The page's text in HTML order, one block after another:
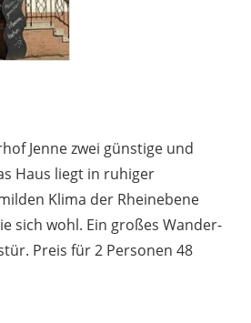
Jenne zwei günstige und
Haus liegt in ruhiger
Klima der Rheinebene
sich wohl. Ein großes Wander-
Preis für 2 Personen 48